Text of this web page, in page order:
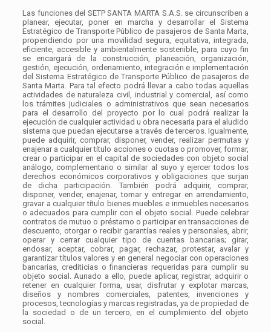
Las funciones del SETP SANTA MARTA S.A.S. se circunscriben a
planear, ejecutar, poner en marcha y desarrollar el Sistema
Estratégico de Transporte Público de pasajeros de Santa Marta,
propendiendo por una movilidad segura, equitativa, integrada,
eficiente, accesible y ambientalmente sostenible, para cuyo fin
se encargará de la construcción, planeación, organización,
gestión, ejecución, ordenamiento, integración e implementación
del Sistema Estratégico de Transporte Público de pasajeros de
Santa Marta. Para tal efecto podrá llevar a cabo todas aquellas
actividades de naturaleza civil, industrial y comercial, así como
los trámites judiciales o administrativos que sean necesarios
para el desarrollo del proyecto por lo cual podrá realizar la
ejecución de cualquier actividad u obra necesaria para el aludido
sistema que puedan ejecutarse a través de terceros. Igualmente,
puede adquirir, comprar, disponer, vender, realizar permutas y
enajenar a cualquier título acciones o cuotas o promover, formar,
crear o participar en el capital de sociedades con objeto social
análogo, complementario o similar al suyo y ejercer todos los
derechos económicos corporativos y obligaciones que surjan
de dicha participación. También podrá adquirir, comprar,
disponer, vender, enajenar, tomar y entregar en arrendamiento,
gravar a cualquier título bienes muebles e inmuebles necesarios
o adecuados para cumplir con el objeto social. Puede celebrar
contratos de mutuo o préstamo o participar en transacciones de
descuento, otorgar o recibir garantías reales y personales, abrir,
operar y cerrar cualquier tipo de cuentas bancarias; girar,
endosar, aceptar, cobrar, pagar, rechazar, protestar, avalar y
garantizar títulos valores y en general negociar con operaciones
bancarias, crediticias o financieras requeridas para cumplir su
objeto social. Aunado a ello, puede aplicar, registrar, adquirir o
retener en cualquier forma, usar, disfrutar y explotar marcas,
diseños y nombres comerciales, patentes, invenciones y
procesos, tecnologías y marcas registradas, ya de propiedad de
la sociedad o de un tercero, en el cumplimiento del objeto
social.